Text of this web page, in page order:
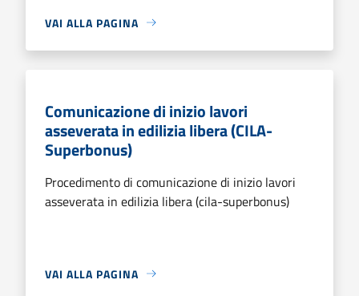
VAI ALLA PAGINA
Comunicazione di inizio lavori
asseverata in edilizia libera (CILA-
Superbonus)
Procedimento di comunicazione di inizio lavori
asseverata in edilizia libera (cila-superbonus)
VAI ALLA PAGINA